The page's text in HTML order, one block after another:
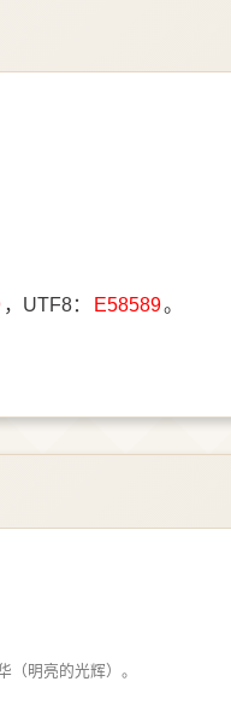
，UTF8： E58589。
（明亮的光辉）。